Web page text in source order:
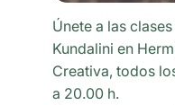
Únete a las
Kundalini en
Creativa, todos
a 20.00 h.